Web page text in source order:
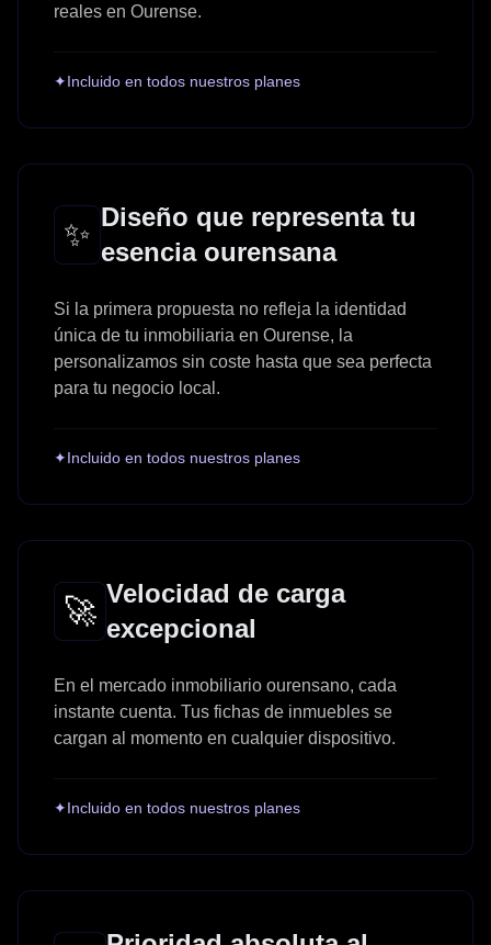
reales en Ourense.
✦Incluido en todos nuestros planes
✨ Diseño que representa tu
esencia ourensana
Si la primera propuesta no refleja la identidad
única de tu inmobiliaria en Ourense, la
personalizamos sin coste hasta que sea perfecta
para tu negocio local.
✦Incluido en todos nuestros planes
🚀 Velocidad de carga
excepcional
En el mercado inmobiliario ourensano, cada
instante cuenta. Tus fichas de inmuebles se
cargan al momento en cualquier dispositivo.
✦Incluido en todos nuestros planes